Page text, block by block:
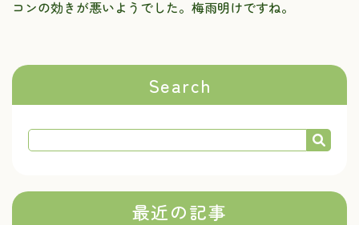
コンの効きが悪いようでした。梅雨明けですね。
Search
最近の記事